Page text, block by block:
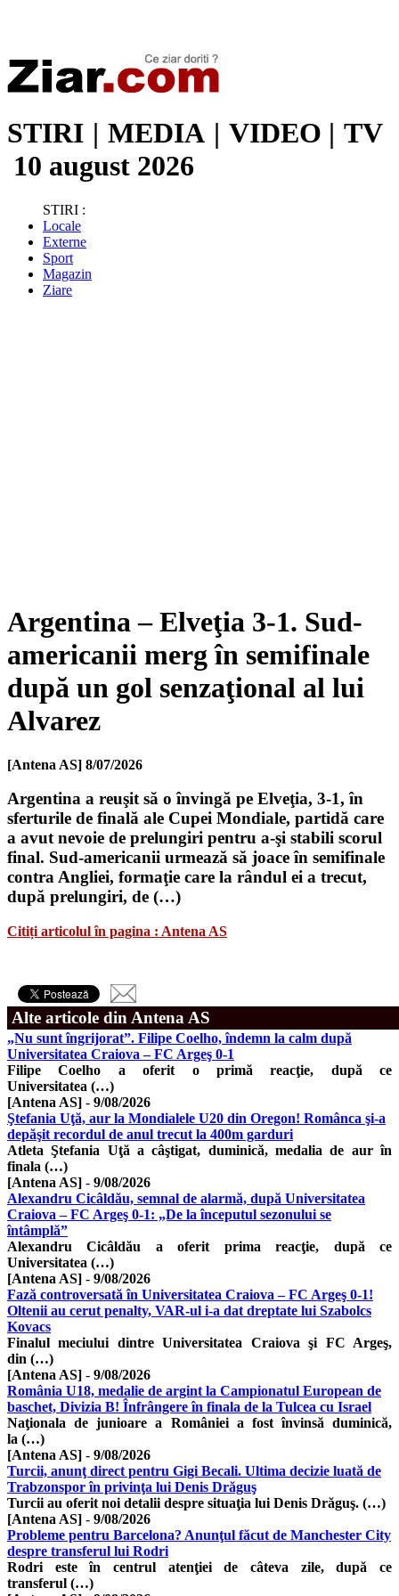
STIRI | MEDIA | VIDEO | TV
10 august 2026
STIRI :
Locale
Externe
Sport
Magazin
Ziare
Argentina – Elveţia 3-1. Sud-
americanii merg în semifinale
după un gol senzaţional al lui
Alvarez
[Antena AS] 8/07/2026
Argentina a reuşit să o învingă pe Elveţia, 3-1, în
sferturile de finală ale Cupei Mondiale, partidă care
a avut nevoie de prelungiri pentru a-şi stabili scorul
final. Sud-americanii urmează să joace în semifinale
contra Angliei, formaţie care la rândul ei a trecut,
după prelungiri, de (…)
Citiți articolul în pagina : Antena AS
Alte articole din Antena AS
„Nu sunt îngrijorat”. Filipe Coelho, îndemn la calm după
Universitatea Craiova – FC Argeş 0-1
Filipe Coelho a oferit o primă reacţie, după ce
Universitatea (…)
[Antena AS] - 9/08/2026
Ştefania Uţă, aur la Mondialele U20 din Oregon! Românca şi-a
depăşit recordul de anul trecut la 400m garduri
Atleta Ştefania Uţă a câştigat, duminică, medalia de aur în
finala (…)
[Antena AS] - 9/08/2026
Alexandru Cicâldău, semnal de alarmă, după Universitatea
Craiova – FC Argeş 0-1: „De la începutul sezonului se
întâmplă”
Alexandru Cicâldău a oferit prima reacţie, după ce
Universitatea (…)
[Antena AS] - 9/08/2026
Fază controversată în Universitatea Craiova – FC Argeş 0-1!
Oltenii au cerut penalty, VAR-ul i-a dat dreptate lui Szabolcs
Kovacs
Finalul meciului dintre Universitatea Craiova şi FC Argeş,
din (…)
[Antena AS] - 9/08/2026
România U18, medalie de argint la Campionatul European de
baschet, Divizia B! Înfrângere în finala de la Tulcea cu Israel
Naţionala de junioare a României a fost învinsă duminică,
la (…)
[Antena AS] - 9/08/2026
Turcii, anunţ direct pentru Gigi Becali. Ultima decizie luată de
Trabzonspor în privinţa lui Denis Drăguş
Turcii au oferit noi detalii despre situaţia lui Denis Drăguş. (…)
[Antena AS] - 9/08/2026
Probleme pentru Barcelona? Anunţul făcut de Manchester City
despre transferul lui Rodri
Rodri este în centrul atenţiei de câteva zile, după ce
transferul (…)